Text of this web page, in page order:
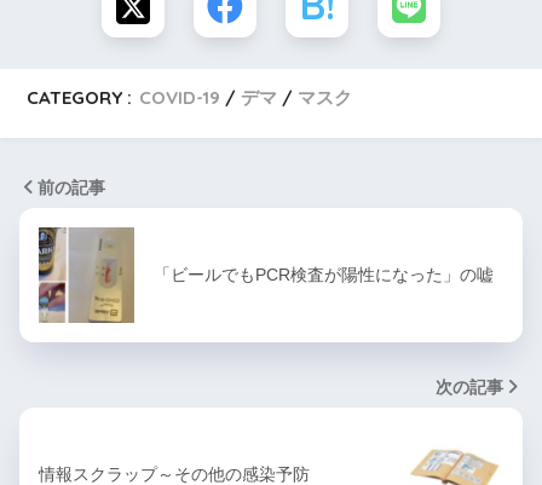
CATEGORY : COVID-19 デマ マスク
前の記事
「ビールでもPCR検査が陽性になった」の嘘
次の記事
情報スクラップ～その他の感染予防